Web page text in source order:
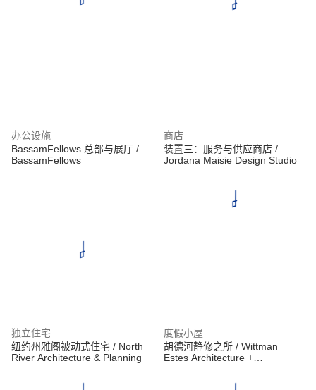
办公设施
BassamFellows 总部与展厅 /
BassamFellows
商店
装置三：服务与供应商店 /
Jordana Maisie Design Studio
独立住宅
纽约州雅阁被动式住宅 / North
River Architecture & Planning
度假小屋
胡德河静修之所 / Wittman
Estes Architecture +